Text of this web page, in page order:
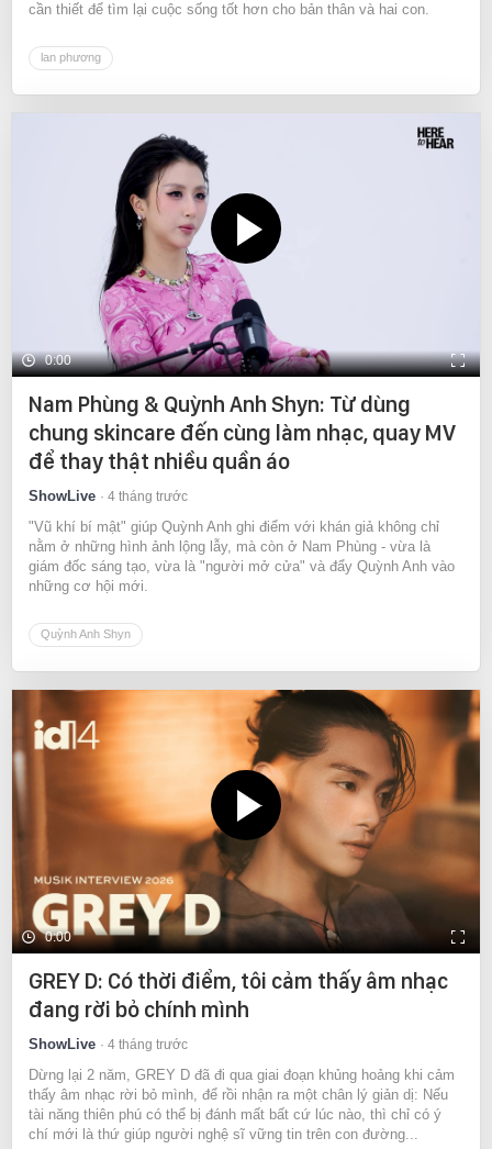
cần thiết để tìm lại cuộc sống tốt hơn cho bản thân và hai con.
lan phương
0:00
Nam Phùng & Quỳnh Anh Shyn: Từ dùng
chung skincare đến cùng làm nhạc, quay MV
để thay thật nhiều quần áo
ShowLive 4 tháng trước
"Vũ khí bí mật" giúp Quỳnh Anh ghi điểm với khán giả không chỉ
nằm ở những hình ảnh lộng lẫy, mà còn ở Nam Phùng - vừa là
giám đốc sáng tạo, vừa là "người mở cửa" và đẩy Quỳnh Anh vào
những cơ hội mới.
Quỳnh Anh Shyn
0:00
GREY D: Có thời điểm, tôi cảm thấy âm nhạc
đang rời bỏ chính mình
ShowLive 4 tháng trước
Dừng lại 2 năm, GREY D đã đi qua giai đoạn khủng hoảng khi cảm
thấy âm nhạc rời bỏ mình, để rồi nhận ra một chân lý giản dị: Nếu
tài năng thiên phú có thể bị đánh mất bất cứ lúc nào, thì chỉ có ý
chí mới là thứ giúp người nghệ sĩ vững tin trên con đường...